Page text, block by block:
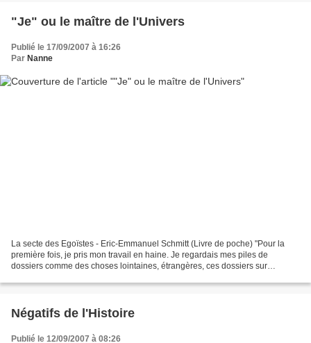
"Je" ou le maître de l'Univers
Publié le 17/09/2007 à 16:26
Par Nanne
La secte des Egoïstes - Eric-Emmanuel Schmitt (Livre de poche) "Pour la
première fois, je pris mon travail en haine. Je regardais mes piles de
dossiers comme des choses lointaines, étrangères, ces dossiers sur
Négatifs de l'Histoire
Publié le 12/09/2007 à 08:26